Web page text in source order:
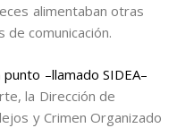
alimentaban otras
comunicación.
–llamado SIDEA–
la Dirección de
y Crimen Organizado